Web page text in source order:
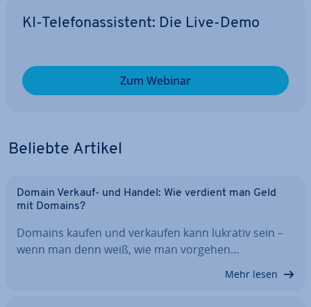
KI-Te­le­fon­as­sis­tent: Die Live-Demo
Zum Webinar
Beliebte Artikel
Domain Verkauf- und Handel: Wie verdient man Geld
mit Domains?
Domains kaufen und verkaufen kann lukrativ sein –
wenn man denn weiß, wie man vorgehen…
Mehr lesen